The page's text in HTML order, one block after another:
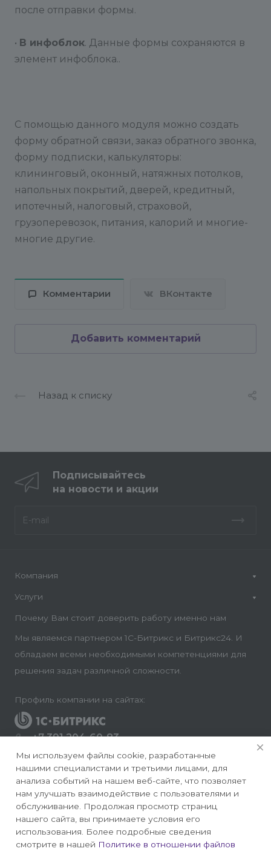
после отправки формы.
• В инфоблок. Данные формы сохраняются в
элемент инфоблока..
С помощью данного модуля можно создать
форму обратной связи, заказ обратного звонка,
форму подписки, калькуляторы:
клининговый, оконный, натяжных потолков,
напольных покрытий, дверей, кредитный,
ипотечный, налоговый, страховой,
грузоперевозок, питания, калорий и многие-
многие другие.
Комментарии ВКонтакте
Добавить комментарий
Назад к списку
Подписывайтесь
на новости и акции
Компания
Услуги
Почему Вам стоит доверить работу именно нам
Мы являемся партнером 1С-Битрикс и Битрикс24. И
обладаем всеми необходимыми компетенциями для
решения задач различной сложности.
Профиль компании на сайтах:
+7 391 204-60-83
Заказать звонок
info@conversite.ru
г. Красноярск, ул. Ладо Кецховели 22а, офис 8-28/1
Мы используем файлы cookie, разработанные
нашими специалистами и третьими лицами, для
анализа событий на нашем веб-сайте, что позволяет
нам улучшать взаимодействие с пользователями и
обслуживание. Продолжая просмотр страниц
нашего сайта, вы принимаете условия его
использования. Более подробные сведения
смотрите в нашей Политике в отношении файлов